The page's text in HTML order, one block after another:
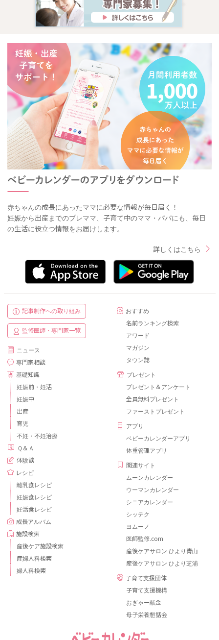
赤ちゃんの成長にあったママに必要な情報が毎日届く！
妊娠から出産までのプレママ、子育て中のママ・パパにも、毎日
の生活に役立つ情報をお届けします。
詳しくはこちら
記事制作への取り組み
監修医師・専門家一覧
ニュース
専門家相談
基礎知識
妊娠前・妊活
妊娠中
出産
育児
不妊・不妊治療
Ｑ＆Ａ
体験談
レシピ
離乳食レシピ
妊娠食レシピ
妊活食レシピ
成長アルバム
施設検索
産後ケア施設検索
産婦人科検索
婦人科検索
おすすめ
名前ランキング検索
アワード
マガジン
タウン誌
プレゼント
プレゼント＆アンケート
全員無料プレゼント
ファーストプレゼント
アプリ
ベビーカレンダーアプリ
体重管理アプリ
関連サイト
ムーンカレンダー
ウーマンカレンダー
シニアカレンダー
シッテク
ヨムーノ
医師監修.com
産後ケアサロン ひより青山
産後ケアサロン ひより芝浦
子育て支援団体
子育て支援機構
おぎゃー献金
母子栄養懇話会